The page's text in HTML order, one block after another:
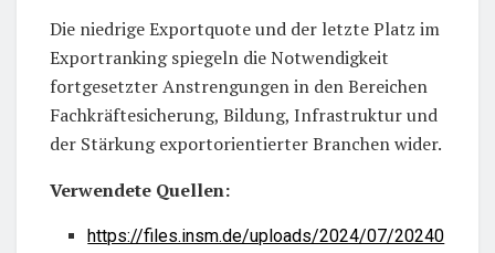
Die niedrige Exportquote und der letzte Platz im
Exportranking spiegeln die Notwendigkeit
fortgesetzter Anstrengungen in den Bereichen
Fachkräftesicherung, Bildung, Infrastruktur und
der Stärkung exportorientierter Branchen wider.
Verwendete Quellen:
https://files.insm.de/uploads/2024/07/20240